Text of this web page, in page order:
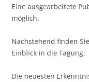
Eine ausgearbeitete
möglich.
Nachstehend finden
Einblick in die Tagung:
Die neuesten